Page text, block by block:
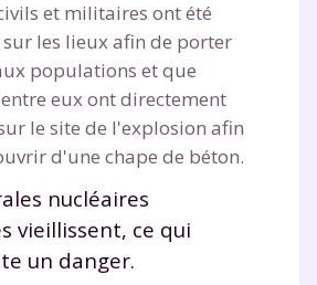
et militaires ont été
les lieux afin de porter
populations et que
eux ont directement
le site de l'explosion afin
d'une chape de béton.
nucléaires
vieillissent, ce qui
un danger.